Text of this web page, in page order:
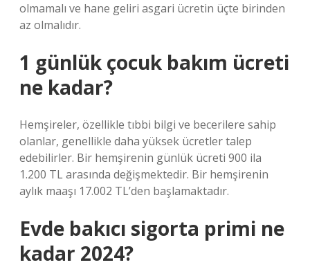
olmamalı ve hane geliri asgari ücretin üçte birinden
az olmalıdır.
1 günlük çocuk bakım ücreti
ne kadar?
Hemşireler, özellikle tıbbi bilgi ve becerilere sahip
olanlar, genellikle daha yüksek ücretler talep
edebilirler. Bir hemşirenin günlük ücreti 900 ila
1.200 TL arasında değişmektedir. Bir hemşirenin
aylık maaşı 17.002 TL’den başlamaktadır.
Evde bakıcı sigorta primi ne
kadar 2024?